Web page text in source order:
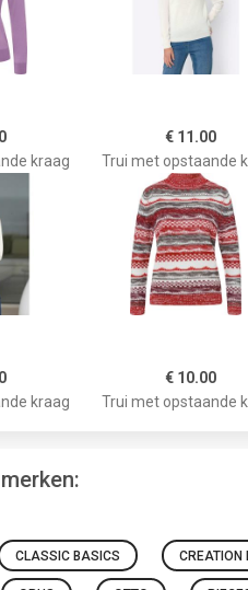
kraag
€ 11.00
Trui met opstaande
kraag
€ 10.00
Trui met opstaande
CLASSIC BASICS CREATION